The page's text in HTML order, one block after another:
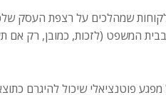
שמהלכים על רצפת העסק
המשפט (לזכות, כמובן, רק אם
פוטנציאלי שיכול להיגרם